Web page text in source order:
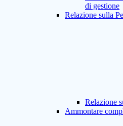
di gestione
Relazione sulla
Relazione
Ammontare